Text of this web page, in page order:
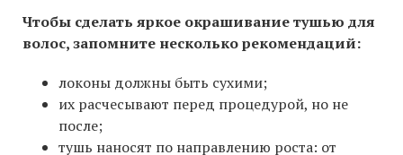
Чтобы сделать яркое окрашивание тушью для
волос, запомните несколько рекомендаций:
локоны должны быть сухими;
их расчесывают перед процедурой, но не
после;
тушь наносят по направлению роста: от